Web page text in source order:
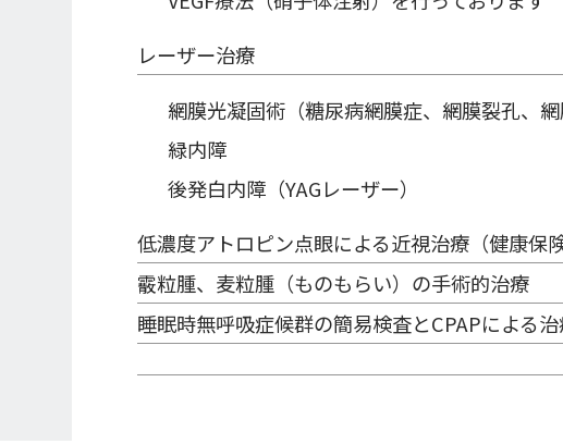
レーザー治療
網膜光凝固術（糖尿病網膜症、網膜裂孔、網
緑内障
後発白内障（YAGレーザー）
低濃度アトロピン点眼による近視治療（健康保
霰粒腫、麦粒腫（ものもらい）の手術的治療
睡眠時無呼吸症候群の簡易検査とCPAPによる